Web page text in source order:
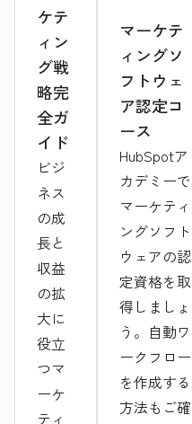
ケテ
ィン
グ戦
略完
全ガ
イド
ビジ
ネス
の成
長と
収益
の拡
大に
役立
つマ
ーケ
ティ
マーケテ
ィングソ
フトウェ
ア認定コ
ース
HubSpotア
カデミーで
マーケティ
ングソフト
ウェアの認
定資格を取
得しましょ
う。自動ワ
ークフロー
を作成する
方法もご確